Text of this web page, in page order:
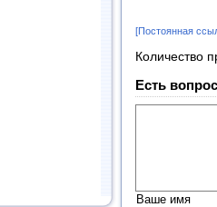
[Постоянная
Количество
Есть
Ваше имя